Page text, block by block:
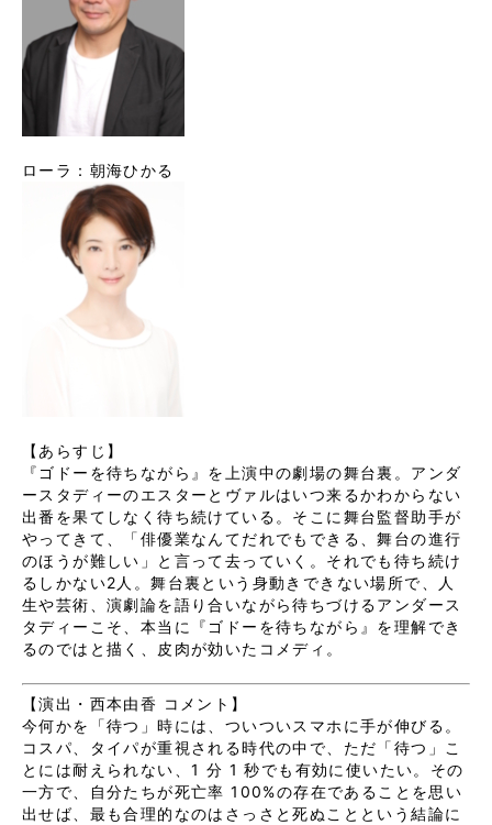
ローラ：朝海ひかる
【あらすじ】
『ゴドーを待ちながら』を上演中の劇場の舞台裏。アンダ
ースタディーのエスターとヴァルはいつ来るかわからない
出番を果てしなく待ち続けている。そこに舞台監督助手が
やってきて、「俳優業なんてだれでもできる、舞台の進行
のほうが難しい」と言って去っていく。それでも待ち続け
るしかない2人。舞台裏という身動きできない場所で、人
生や芸術、演劇論を語り合いながら待ちづけるアンダース
タディーこそ、本当に『ゴドーを待ちながら』を理解でき
るのではと描く、皮肉が効いたコメディ。
【演出・西本由香 コメント】
今何かを「待つ」時には、ついついスマホに手が伸びる。
コスパ、タイパが重視される時代の中で、ただ「待つ」こ
とには耐えられない、1 分 1 秒でも有効に使いたい。その
一方で、自分たちが死亡率 100%の存在であることを思い
出せば、最も合理的なのはさっさと死ぬことという結論に